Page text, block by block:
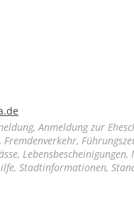
Anmeldung zur
Stadtinformationen,